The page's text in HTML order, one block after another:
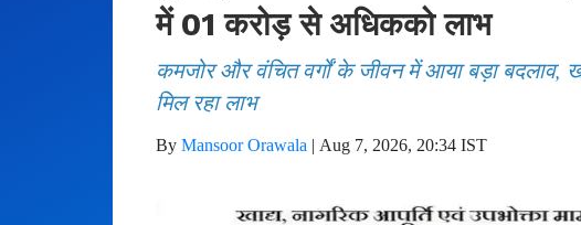
में 01 करोड़ से अधिकको लाभ
कमजोर और वंचित वर्गों के जीवन में आया बड़ा बदलाव,
मिल रहा लाभ
By Mansoor Orawala | Aug 7, 2026, 20:34 IST